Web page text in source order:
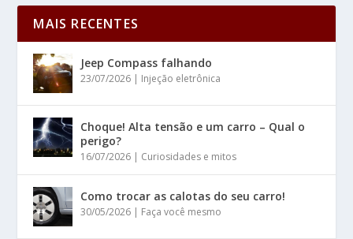
MAIS RECENTES
Jeep Compass falhando
23/07/2026 | Injeção eletrônica
Choque! Alta tensão e um carro – Qual o
perigo?
16/07/2026 | Curiosidades e mitos
Como trocar as calotas do seu carro!
30/05/2026 | Faça você mesmo